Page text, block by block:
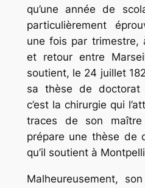
qu’une année de
particulièrement
une fois par
et retour entre
soutient, le 24 juillet
sa thèse de doctorat
c’est la chirurgie qui
traces de son
prépare une thèse de
qu’il soutient à
Malheureusement,